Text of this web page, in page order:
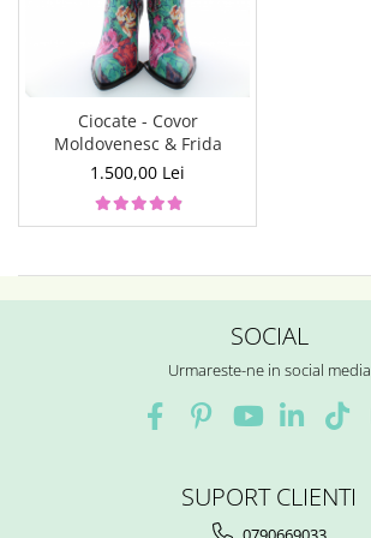
Ciocate - Covor
Moldovenesc & Frida
1.500,00 Lei
SOCIAL
Urmareste-ne in social media
SUPORT CLIENTI